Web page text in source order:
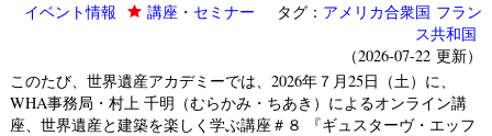
イベント情報 講座・セミナー タグ： アメリカ合衆国 フラン
ス共和国
（2026-07-22 更新）
このたび、世界遺産アカデミーでは、2026年７月25日（土）に、
WHA事務局・村上 千明（むらかみ・ちあき）によるオンライン講
座、世界遺産と建築を楽しく学ぶ講座＃８ 『ギュスターヴ・エッフ